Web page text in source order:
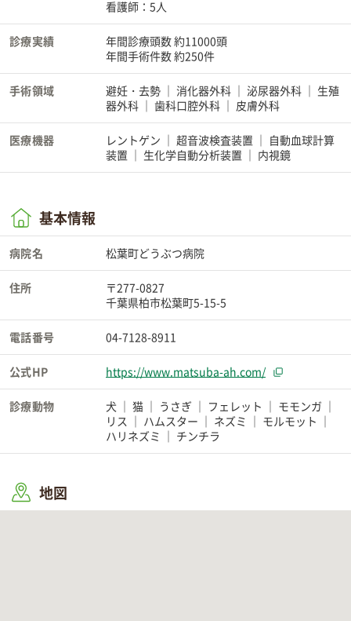
看護師：5人
診療実績
年間診療頭数 約11000頭
年間手術件数 約250件
手術領域 避妊・去勢 消化器外科 泌尿器外科
生殖
器外科
歯科口腔外科 皮膚外科
医療機器 レントゲン 超音波検査装置
自動血球計算
装置
生化学自動分析装置 内視鏡
基本情報
病院名 松葉町どうぶつ病院
住所
〒277-0827
千葉県柏市松葉町5-15-5
電話番号 04-7128-8911
公式HP https://www.matsuba-ah.com/
診療動物 犬 猫 うさぎ フェレット
モモンガ
リス
ハムスター ネズミ
モルモット
ハリネズミ
チンチラ
地図